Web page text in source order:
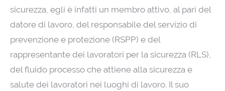
sicurezza, egli è infatti un membro attivo, al pari del
datore di lavoro, del responsabile del servizio di
prevenzione e protezione (RSPP) e del
rappresentante dei lavoratori per la sicurezza (RLS),
del fluido processo che attiene alla sicurezza e
salute dei lavoratori nei luoghi di lavoro. Il suo